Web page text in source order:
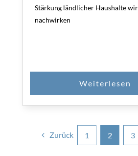
Stärkung ländlicher Haushalte
nachwirken
Zurück 1 2 3